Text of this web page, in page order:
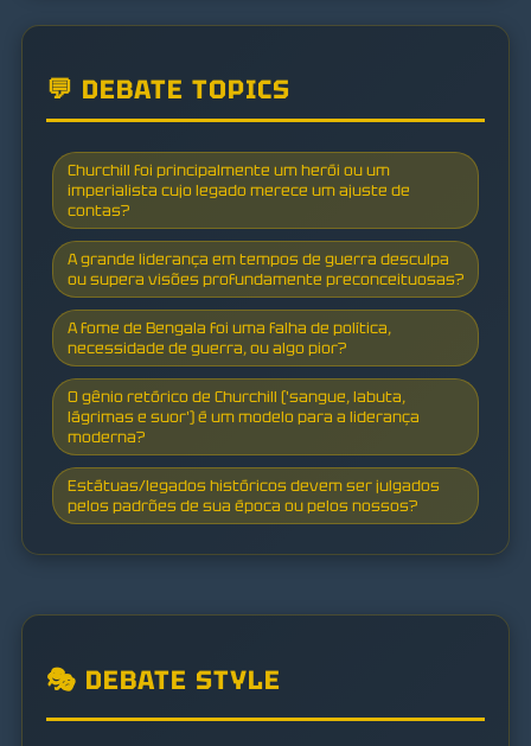
💬 DEBATE TOPICS
Churchill foi principalmente um herói ou um
imperialista cujo legado merece um ajuste de
contas?
A grande liderança em tempos de guerra desculpa
ou supera visões profundamente preconceituosas?
A fome de Bengala foi uma falha de política,
necessidade de guerra, ou algo pior?
O gênio retórico de Churchill ('sangue, labuta,
lágrimas e suor') é um modelo para a liderança
moderna?
Estátuas/legados históricos devem ser julgados
pelos padrões de sua época ou pelos nossos?
🎭 DEBATE STYLE